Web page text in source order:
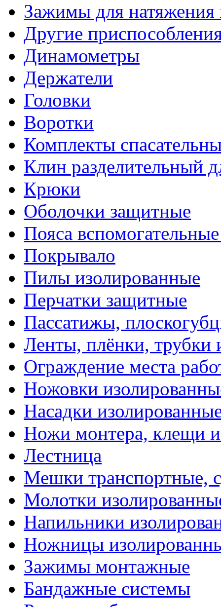
Зажимы для натяжения
Другие
Динамометры
Держатели
Головки
Воротки
Комплекты
Клин разделительный
Крюки
Оболочки защитные
Пояса
Покрывало
Пилы изолированные
Перчатки защитные
Пассатижы,
Ленты, плёнки, трубки
Ограждение места
Ножовки
Насадки
Ножи монтера, клещи
Лестница
Мешки транспортные,
Молотки
Напильники
Ножницы
Зажимы монтажные
Бандажные системы